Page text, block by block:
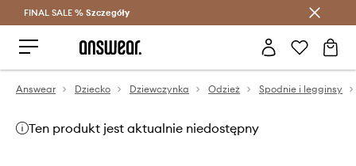
Oszczędzaj z Answear Club >
FINAL SALE % Szczegóły
Answear Dziecko Dziewczynka Odzież Spodnie i legginsy
Ten produkt jest aktualnie niedostępny